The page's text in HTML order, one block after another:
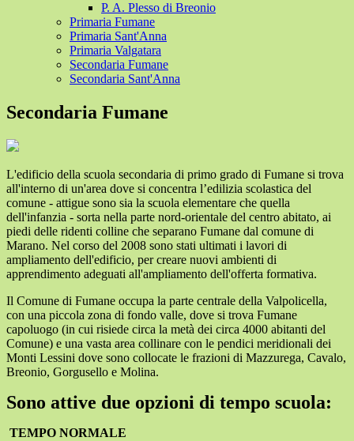
P. A. Plesso di Breonio
Primaria Fumane
Primaria Sant'Anna
Primaria Valgatara
Secondaria Fumane
Secondaria Sant'Anna
Secondaria Fumane
L'edificio della scuola secondaria di primo grado di Fumane si trova
all'interno di un'area dove si concentra l’edilizia scolastica del
comune - attigue sono sia la scuola elementare che quella
dell'infanzia - sorta nella parte nord-orientale del centro abitato, ai
piedi delle ridenti colline che separano Fumane dal comune di
Marano. Nel corso del 2008 sono stati ultimati i lavori di
ampliamento dell'edificio, per creare nuovi ambienti di
apprendimento adeguati all'ampliamento dell'offerta formativa.
Il Comune di Fumane occupa la parte centrale della Valpolicella,
con una piccola zona di fondo valle, dove si trova Fumane
capoluogo (in cui risiede circa la metà dei circa 4000 abitanti del
Comune) e una vasta area collinare con le pendici meridionali dei
Monti Lessini dove sono collocate le frazioni di Mazzurega, Cavalo,
Breonio, Gorgusello e Molina.
Sono attive due opzioni di tempo scuola:
TEMPO NORMALE